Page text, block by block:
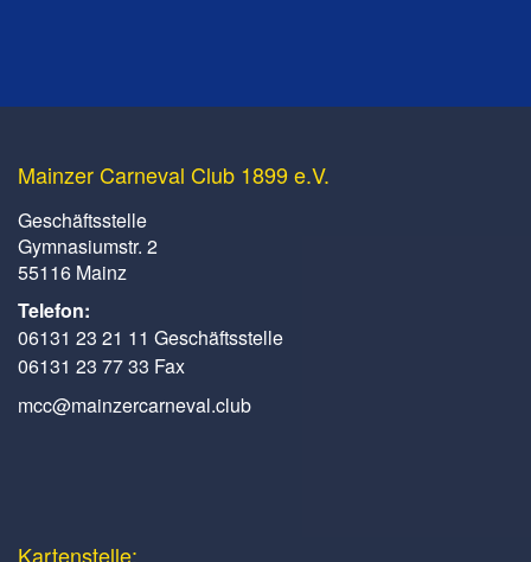
Mainzer Carneval Club 1899 e.V.
Geschäftsstelle
Gymnasiumstr. 2
55116 Mainz
Telefon:
06131 23 21 11 Geschäftsstelle
06131 23 77 33 Fax
mcc@mainzercarneval.club
Kartenstelle: